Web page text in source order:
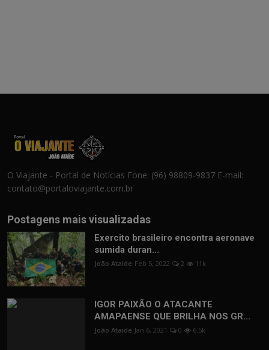
O Viajante - Portal de Notícias Fone: (96) 98809-9837 E-mail:
contato@portaloviajante.com.br
Postagens mais visualizadas
Exercito brasileiro encontra aeronave
sumida duran...
João Ataide Feb 5, 2022 2 11k
IGOR PAIXÃO O ATACANTE
AMAPAENSE QUE BRILHA NOS GR...
João Ataide Jan 6, 2021 0 6.5k